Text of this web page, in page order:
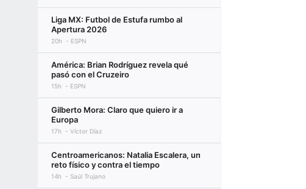
Liga MX: Futbol de Estufa rumbo al
Apertura 2026
20h ESPN
América: Brian Rodríguez revela qué
pasó con el Cruzeiro
15h ESPN
Gilberto Mora: Claro que quiero ir a
Europa
17h Víctor Díaz
Centroamericanos: Natalia Escalera, un
reto físico y contra el tiempo
14h Saúl Trujano